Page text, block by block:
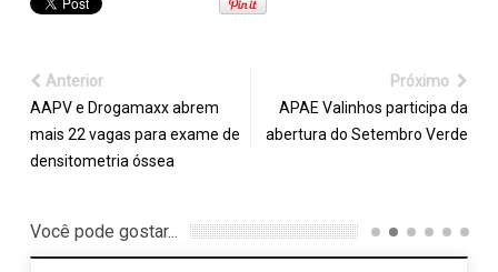
Anterior
AAPV e Drogamaxx abrem
mais 22 vagas para exame de
densitometria óssea
Próximo
APAE Valinhos participa da
abertura do Setembro Verde
Você pode gostar...